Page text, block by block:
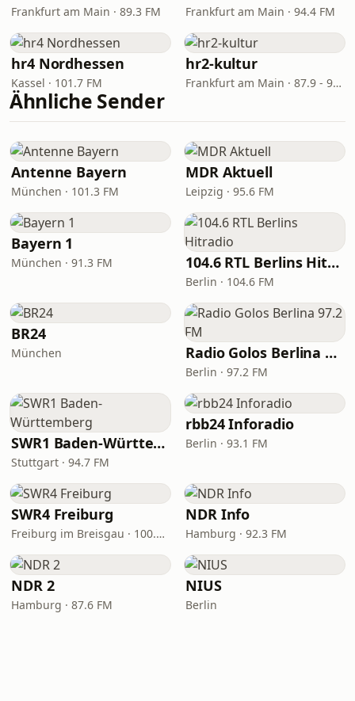
Frankfurt am Main · 89.3 FM Frankfurt am Main · 94.4 FM
hr4 Nordhessen
Kassel · 101.7 FM
hr2-kultur
Frankfurt am Main · 87.9 - 96.7 FM
Ähnliche Sender
Antenne Bayern
München · 101.3 FM
MDR Aktuell
Leipzig · 95.6 FM
Bayern 1
München · 91.3 FM 104.6 RTL Berlins Hitradio
Berlin · 104.6 FM
BR24
München Radio Golos Berlina 97.2 FM
Berlin · 97.2 FM
SWR1 Baden-Württemberg
Stuttgart · 94.7 FM
rbb24 Inforadio
Berlin · 93.1 FM
SWR4 Freiburg
Freiburg im Breisgau · 100.2 FM
NDR Info
Hamburg · 92.3 FM
NDR 2
Hamburg · 87.6 FM
NIUS
Berlin